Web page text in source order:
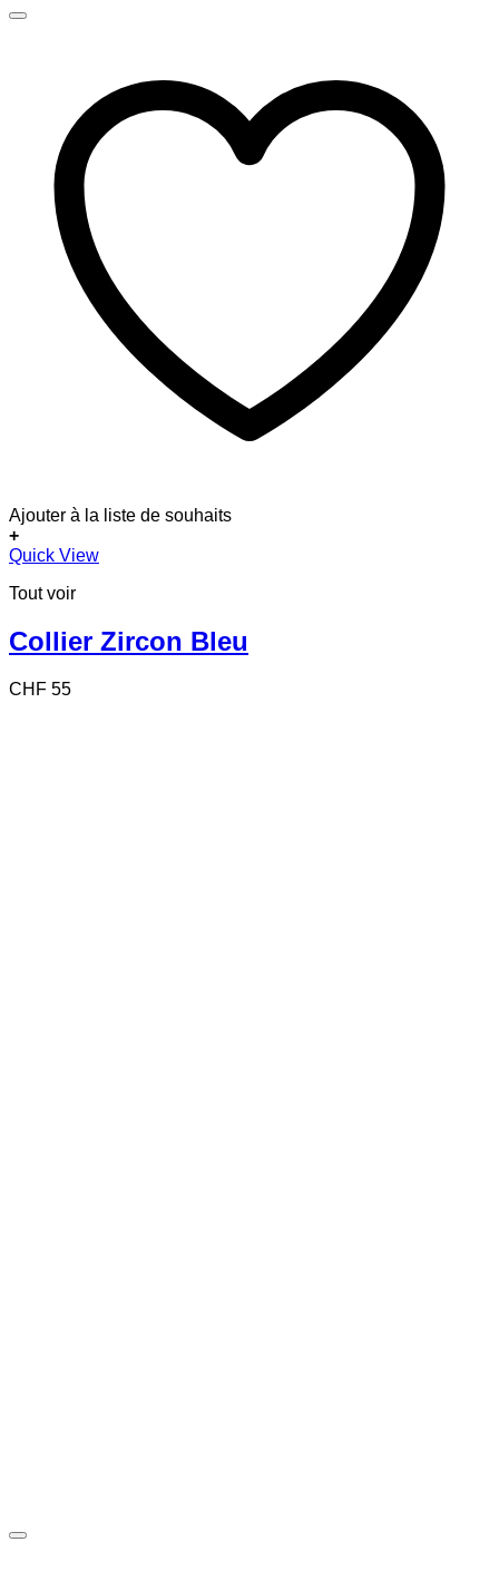
Ajouter à la liste de souhaits
+
Quick View
Tout voir
Collier Zircon Bleu
CHF 55